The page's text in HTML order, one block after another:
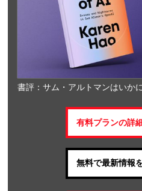
書評：サム・アルトマンはいか
有料プランの詳
無料で最新情報